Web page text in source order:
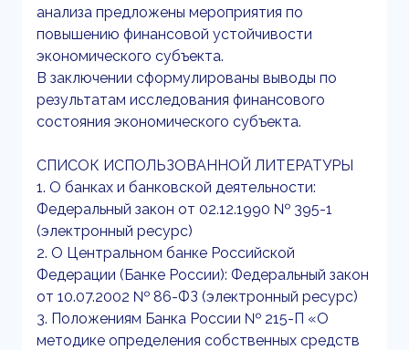
анализа предложены мероприятия по
повышению финансовой устойчивости
экономического субъекта.
В заключении сформулированы выводы по
результатам исследования финансового
состояния экономического субъекта.
СПИСОК ИСПОЛЬЗОВАННОЙ ЛИТЕРАТУРЫ
1. О банках и банковской деятельности:
Федеральный закон от 02.12.1990 № 395-1
(электронный ресурс)
2. О Центральном банке Российской
Федерации (Банке России): Федеральный закон
от 10.07.2002 № 86-ФЗ (электронный ресурс)
3. Положениям Банка России № 215-П «О
методике определения собственных средств